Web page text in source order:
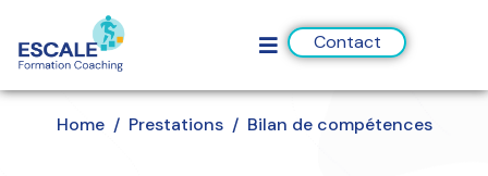
Contact
Home Prestations Bilan de compétences